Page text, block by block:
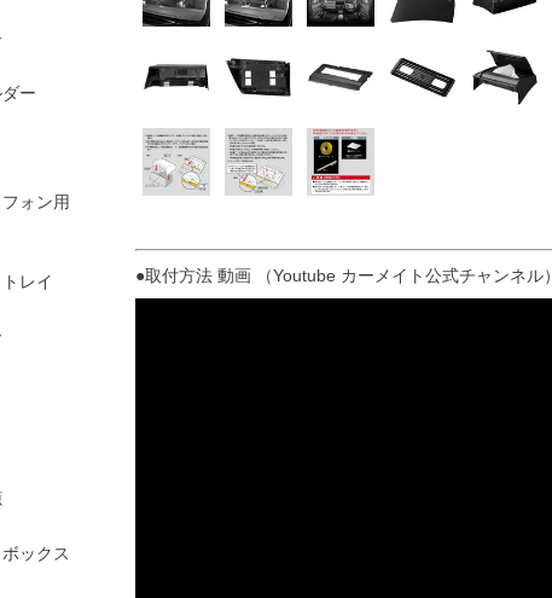
ー
ォン用
レイ
ックス
●取付方法 動画 （Youtube カーメイト公式チャンネル）